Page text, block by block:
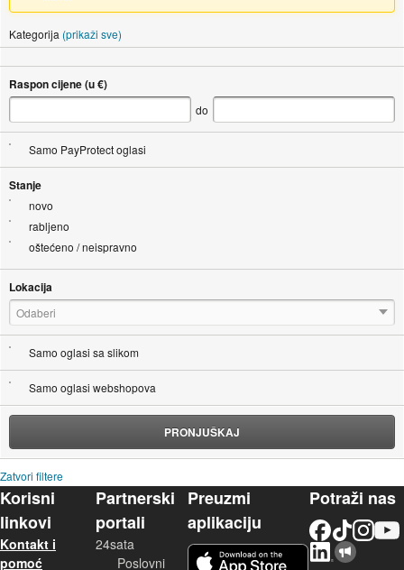
Kategorija (prikaži sve)
Raspon cijene (u €)
do
Samo PayProtect oglasi
Stanje
novo
rabljeno
oštećeno / neispravno
Lokacija
Odaberi
Samo oglasi sa slikom
Samo oglasi webshopova
PRONJUŠKAJ
Zatvori filtere
Korisni
linkovi
Kontakt i
pomoć
Partnerski
portali
24sata
Poslovni
Preuzmi
aplikaciju
Potraži nas